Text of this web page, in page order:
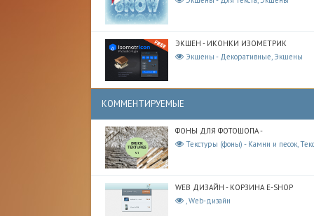
ЭКШЕН - ИКОНКИ ИЗОМЕТРИК
Экшены - Декоративные, Экшены
КОММЕНТИРУЕМЫЕ
ФОНЫ ДЛЯ ФОТОШОПА -
Текстуры (фоны) - Камни и песок,
WEB ДИЗАЙН - КОРЗИНА E-SHOP
, Web-дизайн